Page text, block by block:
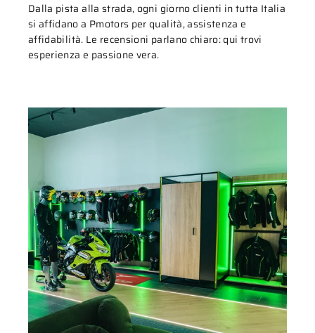
Dalla pista alla strada, ogni giorno clienti in tutta Italia
si affidano a Pmotors per qualità, assistenza e
affidabilità. Le recensioni parlano chiaro: qui trovi
esperienza e passione vera.